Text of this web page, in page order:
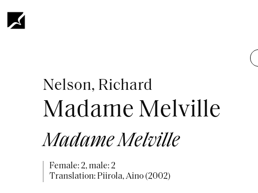
main
Nelson, Richard
Madame Melville
Madame Melville
Female: 2, male: 2
Translation: Piirola, Aino (2002)